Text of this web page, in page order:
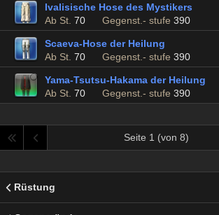
Ivalisische Hose des Mystikers
Ab St. 70 Gegenst.- stufe 390
Scaeva-Hose der Heilung
Ab St. 70 Gegenst.- stufe 390
Yama-Tsutsu-Hakama der Heilung
Ab St. 70 Gegenst.- stufe 390
Seite 1 (von 8)
Rüstung